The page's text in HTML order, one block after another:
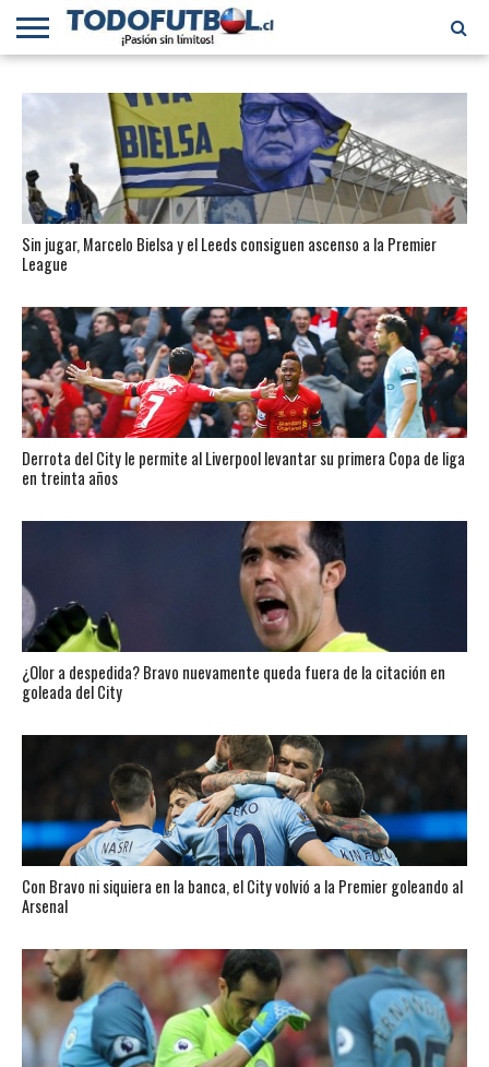
DIVISIÓN
PRIMERA
SELECCIÓN
CHILENOS
FÚTBOL
INTERNACIONAL
Sin jugar, Marcelo Bielsa y el Leeds consiguen ascenso a la Premier
League
Derrota del City le permite al Liverpool levantar su primera Copa de liga
en treinta años
¿Olor a despedida? Bravo nuevamente queda fuera de la citación en
goleada del City
Con Bravo ni siquiera en la banca, el City volvió a la Premier goleando al
Arsenal